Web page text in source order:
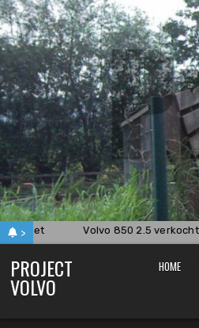
Skip
to
content
>
niet Volvo 850 2.5 verkocht
PROJECT
VOLVO
HOME